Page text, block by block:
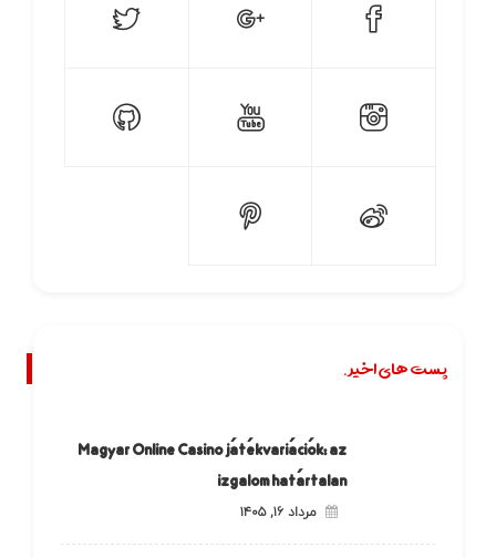
پست های اخیر.
Magyar Online Casino játékvariációk: az
izgalom határtalan
مرداد ۱۶, ۱۴۰۵